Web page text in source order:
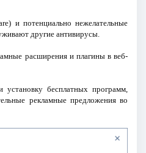
и потенциально нежелательные
другие антивирусы.
расширения и плагины в веб-
установку бесплатных программ,
рекламные предложения во